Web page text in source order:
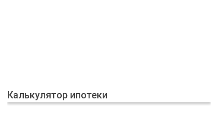
Калькулятор ипотеки